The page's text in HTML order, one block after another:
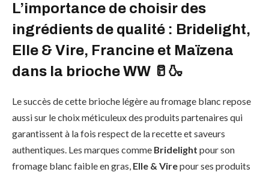
L’importance de choisir des
ingrédients de qualité : Bridelight,
Elle & Vire, Francine et Maïzena
dans la brioche WW 🥛🍶
Le succès de cette brioche légère au fromage blanc repose
aussi sur le choix méticuleux des produits partenaires qui
garantissent à la fois respect de la recette et saveurs
authentiques. Les marques comme Bridelight pour son
fromage blanc faible en gras, Elle & Virepour ses produits